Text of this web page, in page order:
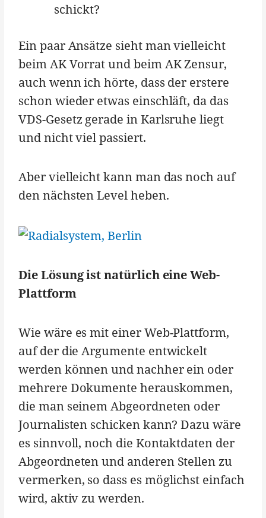
schickt?
Ein paar Ansätze sieht man vielleicht
beim AK Vorrat und beim AK Zensur,
auch wenn ich hörte, dass der erstere
schon wieder etwas einschläft, da das
VDS-Gesetz gerade in Karlsruhe liegt
und nicht viel passiert.
Aber vielleicht kann man das noch auf
den nächsten Level heben.
Die Lösung ist natürlich eine Web-
Plattform
Wie wäre es mit einer Web-Plattform,
auf der die Argumente entwickelt
werden können und nachher ein oder
mehrere Dokumente herauskommen,
die man seinem Abgeordneten oder
Journalisten schicken kann? Dazu wäre
es sinnvoll, noch die Kontaktdaten der
Abgeordneten und anderen Stellen zu
vermerken, so dass es möglichst einfach
wird, aktiv zu werden.